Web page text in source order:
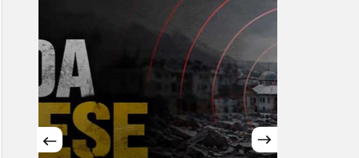
Gündüz Modu
Gündüz modunu seçin.
Gece Modu
Gece modunu seçin.